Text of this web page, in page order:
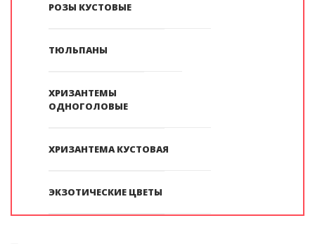
РОЗЫ КУСТОВЫЕ
ТЮЛЬПАНЫ
ХРИЗАНТЕМЫ
ОДНОГОЛОВЫЕ
ХРИЗАНТЕМА КУСТОВАЯ
ЭКЗОТИЧЕСКИЕ ЦВЕТЫ